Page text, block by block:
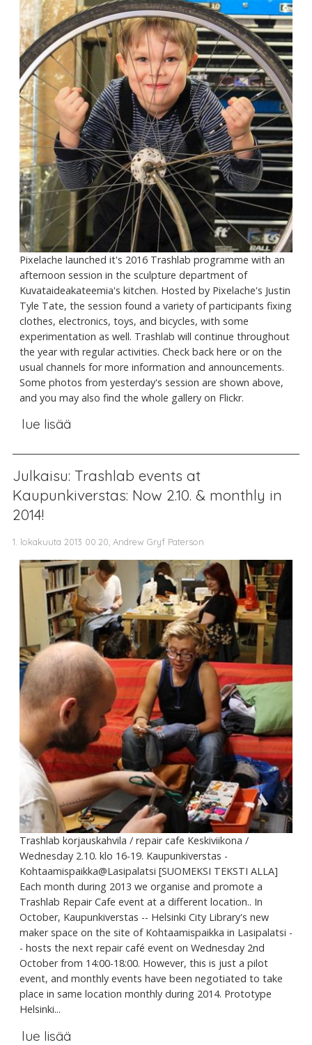
Pixelache launched it's 2016 Trashlab programme with an
afternoon session in the sculpture department of
Kuvataideakateemia's kitchen. Hosted by Pixelache's Justin
Tyle Tate, the session found a variety of participants fixing
clothes, electronics, toys, and bicycles, with some
experimentation as well. Trashlab will continue throughout
the year with regular activities. Check back here or on the
usual channels for more information and announcements.
Some photos from yesterday's session are shown above,
and you may also find the whole gallery on Flickr.
lue lisää
Julkaisu: Trashlab events at
Kaupunkiverstas: Now 2.10. & monthly in
2014!
1. lokakuuta 2013 00.20, Andrew Gryf Paterson
Trashlab korjauskahvila / repair cafe Keskiviikona /
Wednesday 2.10. klo 16-19. Kaupunkiverstas -
Kohtaamispaikka@Lasipalatsi [SUOMEKSI TEKSTI ALLA]
Each month during 2013 we organise and promote a
Trashlab Repair Cafe event at a different location.. In
October, Kaupunkiverstas -- Helsinki City Library's new
maker space on the site of Kohtaamispaikka in Lasipalatsi -
- hosts the next repair café event on Wednesday 2nd
October from 14:00-18:00. However, this is just a pilot
event, and monthly events have been negotiated to take
place in same location monthly during 2014. Prototype
Helsinki...
lue lisää